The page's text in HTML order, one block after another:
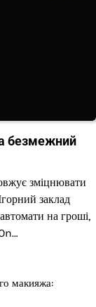
безмежний
зміцнювати
заклад
на гроші,
макияжа: